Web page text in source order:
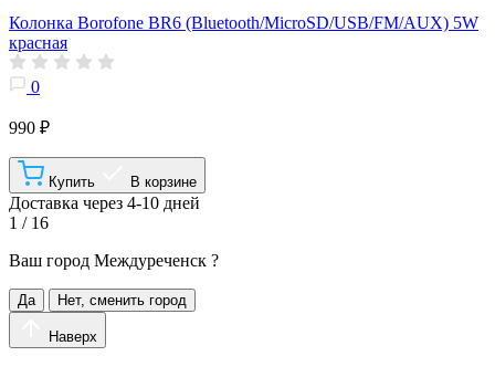
Колонка Borofone BR6 (Bluetooth/MicroSD/USB/FM/AUX) 5W
красная
0
990 ₽
Купить В корзине
Доставка через 4-10 дней
1 / 16
Ваш город Междуреченск ?
Да Нет, сменить город
Наверх